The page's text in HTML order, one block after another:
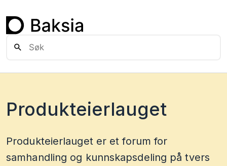
Produkteierlauget
Produkteierlauget er et forum for
samhandling og kunnskapsdeling på tvers